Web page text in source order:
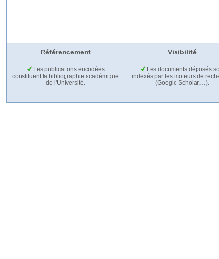
Référencement Visibilité
Les publications encodées
constituent la bibliographie académique
de l'Université.
Les documents déposés
indexés par les moteurs de
(Google Scholar,…).